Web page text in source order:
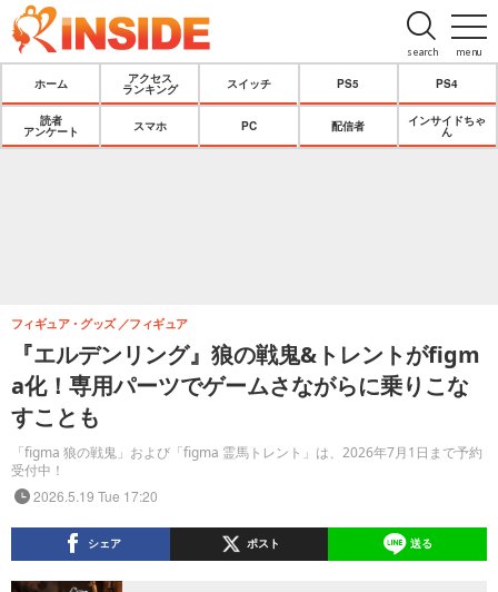
menu
search
ホーム
アクセス
ランキング
スイッチ PS5 PS4
読者
アンケート
スマホ PC 配信者
インサイドちゃ
ん
『エルデンリング』狼の戦鬼&トレントがfigm
a化！専用パーツでゲームさながらに乗りこな
すことも
「figma 狼の戦鬼」および「figma 霊馬トレント」は、2026年7月1日まで予約
受付中！
フィギュア・グッズ フィギュア
2026.5.19 Tue 17:20
シェア ポスト 送る